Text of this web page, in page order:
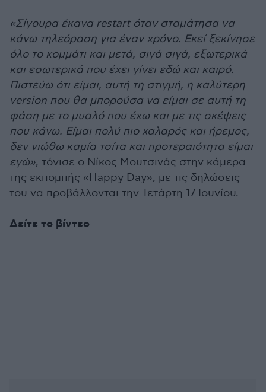
«Σίγουρα έκανα restart όταν σταμάτησα να
κάνω τηλεόραση για έναν χρόνο. Εκεί ξεκίνησε
όλο το κομμάτι και μετά, σιγά σιγά, εξωτερικά
και εσωτερικά που έχει γίνει εδώ και καιρό.
Πιστεύω ότι είμαι, αυτή τη στιγμή, η καλύτερη
version που θα μπορούσα να είμαι σε αυτή τη
φάση με το μυαλό που έχω και με τις σκέψεις
που κάνω. Είμαι πολύ πιο χαλαρός και ήρεμος,
δεν νιώθω καμία τσίτα και προτεραιότητα είμαι
εγώ», τόνισε ο Νίκος Μουτσινάς στην κάμερα
της εκπομπής «Happy Day», με τις δηλώσεις
του να προβάλλονται την Τετάρτη 17 Ιουνίου.
Δείτε το βίντεο